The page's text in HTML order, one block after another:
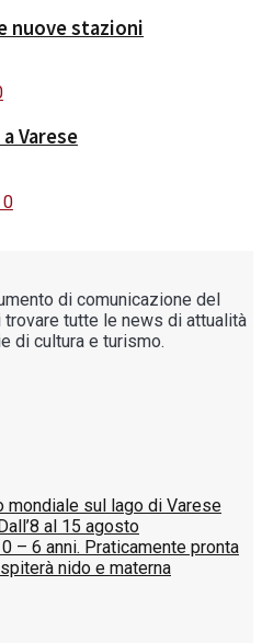
nuove stazioni
Varese
0
di comunicazione del
trovare tutte le news di attualità
di cultura e turismo.
mondiale sul lago di Varese
al 15 agosto
– 6 anni. Praticamente pronta
nido e materna